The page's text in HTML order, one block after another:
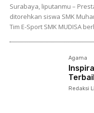
Surabaya, liputanmu –
ditorehkan siswa SMK
Tim E-Sport SMK MUDISA
Agama
Redaksi